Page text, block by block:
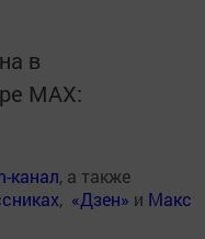
в
MАХ:
канал, а также
, «Дзен» и Макс